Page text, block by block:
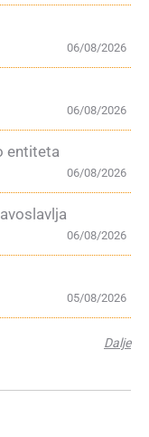
06/08/2026
06/08/2026
entiteta
06/08/2026
06/08/2026
05/08/2026
Dalje